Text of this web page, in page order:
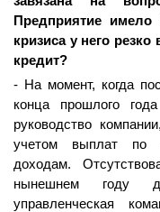
Предприятие
кризиса у него
кредит?
- На момент, когда
конца прошлого
руководство
учетом выплат по
доходам.
нынешнем году
управленческая